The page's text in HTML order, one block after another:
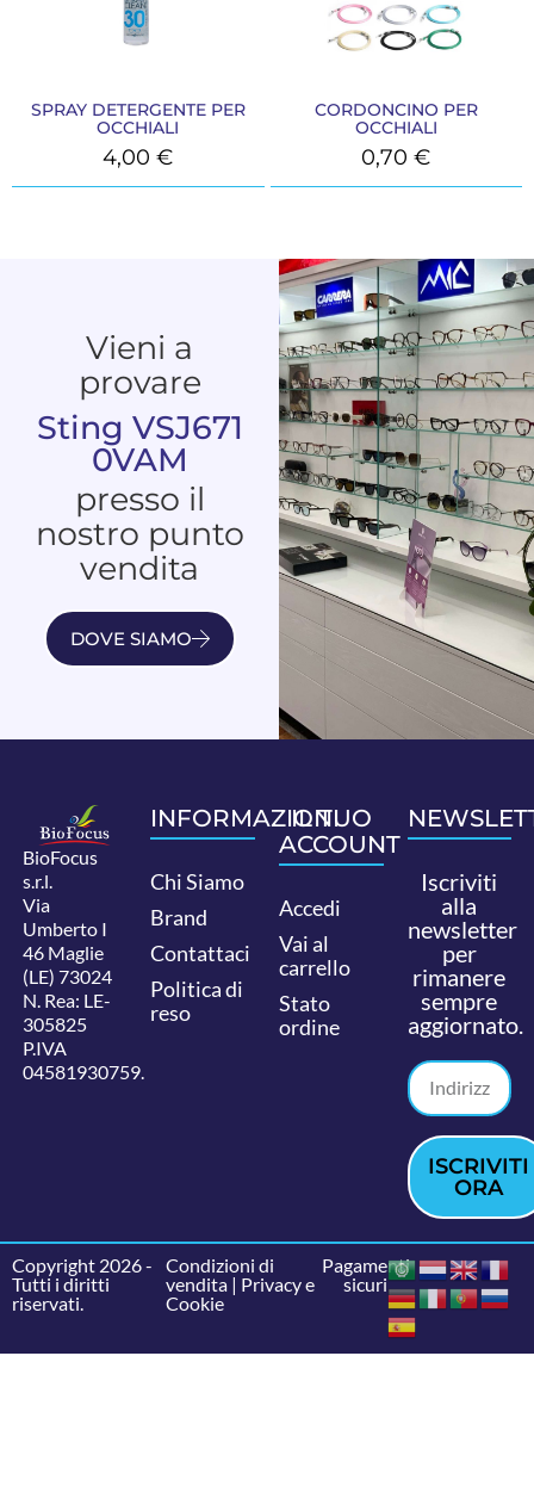
SPRAY DETERGENTE PER
OCCHIALI
4,00€
CORDONCINO PER
OCCHIALI
0,70€
Vieni a
provare
Sting VSJ671
0VAM
presso il
nostro punto
vendita
DOVE SIAMO
BioFocus
s.r.l.
Via
Umberto I
46 Maglie
(LE) 73024
N. Rea: LE-
305825
P.IVA
04581930759.
INFORMAZIONI
Chi Siamo
Brand
Contattaci
Politica di
reso
IL TUO
ACCOUNT
Accedi
Vai al
carrello
Stato
ordine
Iscriviti
alla
newsletter
per
rimanere
sempre
aggiornato.
ISCRIVITI
ORA
Copyright 2026 -
Tutti i diritti
riservati.
Condizioni di
vendita| Privacy e
Cookie
Pagamenti
sicuri